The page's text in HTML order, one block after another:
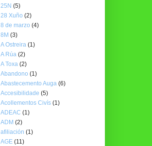
25N (5)
28 Xuño (2)
8 de marzo (4)
8M (3)
A Ostreira (1)
A Rúa (2)
A Toxa (2)
Abandono (1)
Abastecemento Auga (6)
Accesibilidade (5)
Acollementos Civís (1)
ADEAC (1)
ADM (2)
afiliación (1)
AGE (11)